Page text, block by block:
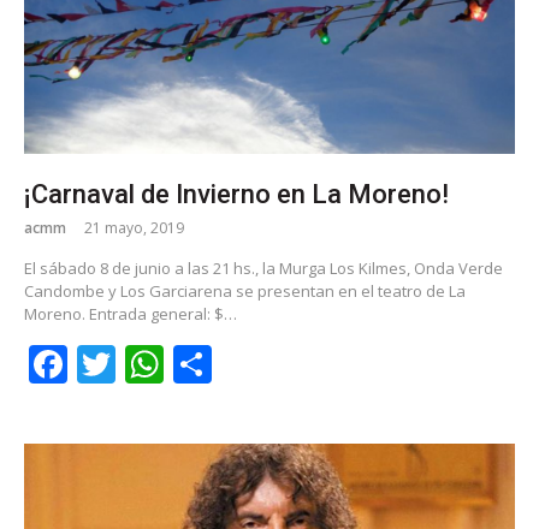
¡Carnaval de Invierno en La Moreno!
acmm 21 mayo, 2019
El sábado 8 de junio a las 21 hs., la Murga Los Kilmes, Onda Verde
Candombe y Los Garciarena se presentan en el teatro de La
Moreno. Entrada general: $…
Facebook
TwitterWhatsApp